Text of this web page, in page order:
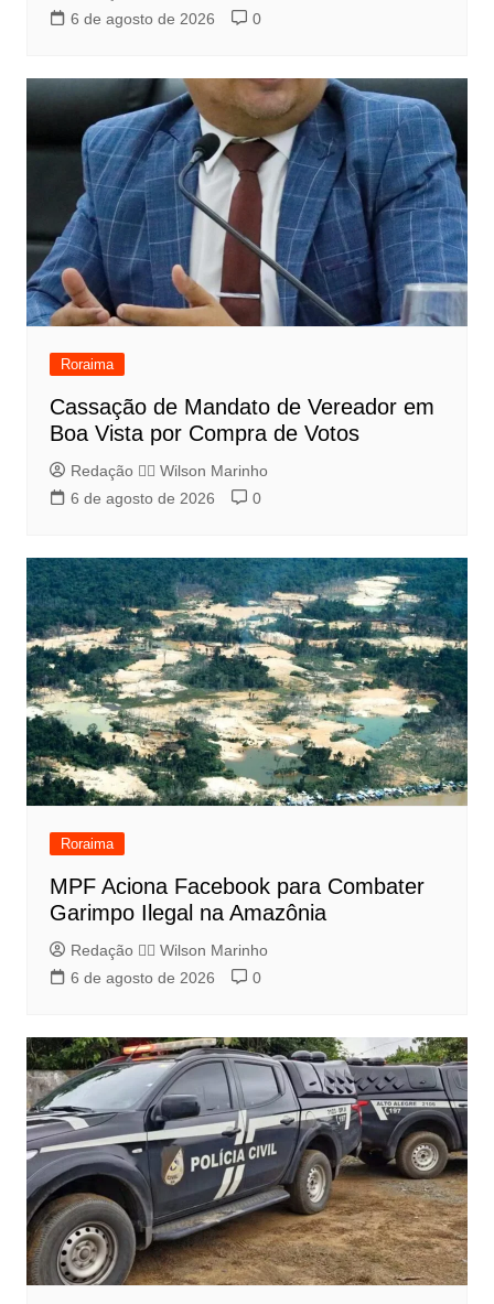
6 de agosto de 2026 0
Roraima
Cassação de Mandato de Vereador em
Boa Vista por Compra de Votos
Redação 👨‍⚖️​ Wilson Marinho
6 de agosto de 2026
0
Roraima
MPF Aciona Facebook para Combater
Garimpo Ilegal na Amazônia
Redação 👨‍⚖️​ Wilson Marinho
6 de agosto de 2026
0